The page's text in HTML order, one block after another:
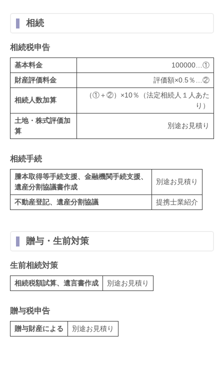
相続
相続税申告
基本料金
100000…①
財産評価料金
評価額×0.5％…②
相続人数加算
（①＋②）×10％（法定相続人１人あた
り）
土地・株式評価加
算
別途お見積り
相続手続
謄本取得等手続支援、金融機関手続支援、
遺産分割協議書作成
別途お見積り
不動産登記、遺産分割協議 提携士業紹介
贈与・生前対策
生前相続対策
相続税額試算、遺言書作成 別途お見積り
贈与税申告
贈与財産による 別途お見積り